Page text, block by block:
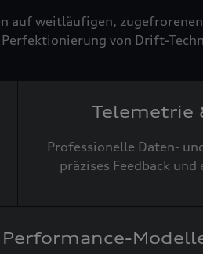
auf weitläufigen,
von Drift-
Telemetrie
Professionelle Daten-
präzises Feedback
Performance-